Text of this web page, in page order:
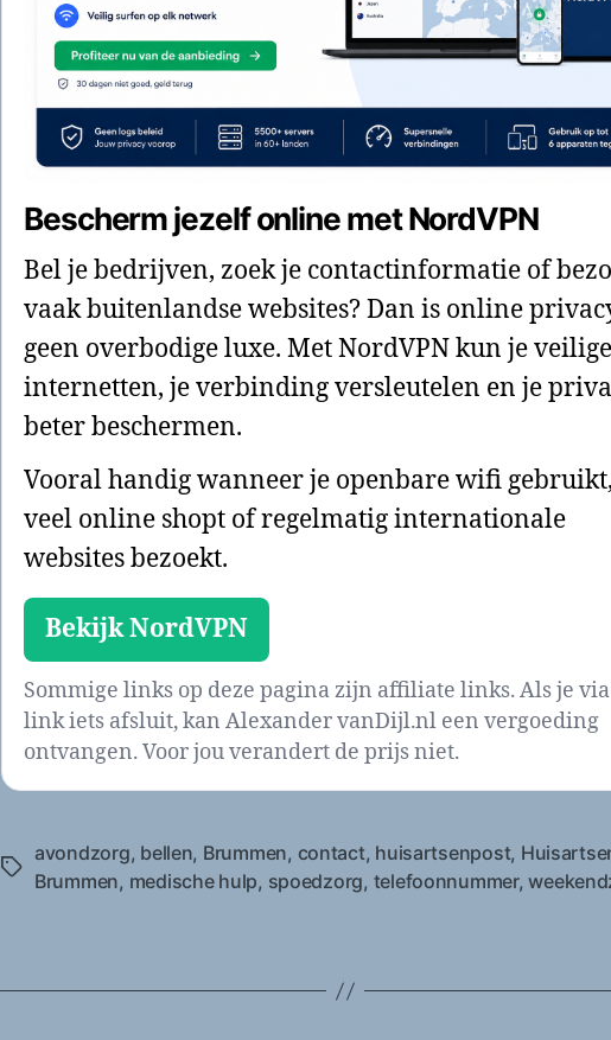
Bescherm jezelf online met NordVPN
Bel je bedrijven, zoek je contactinformatie of
vaak buitenlandse websites? Dan is online
geen overbodige luxe. Met NordVPN kun je
internetten, je verbinding versleutelen en je
beter beschermen.
Vooral handig wanneer je openbare wifi
veel online shopt of regelmatig internationale
websites bezoekt.
Bekijk NordVPN
Sommige links op deze pagina zijn affiliate links. Als je via
link iets afsluit, kan Alexander vanDijl.nl een vergoeding
ontvangen. Voor jou verandert de prijs niet.
Tags
avondzorg, bellen, Brummen, contact, huisartsenpost,
Brummen, medische hulp, spoedzorg, telefoonnummer,